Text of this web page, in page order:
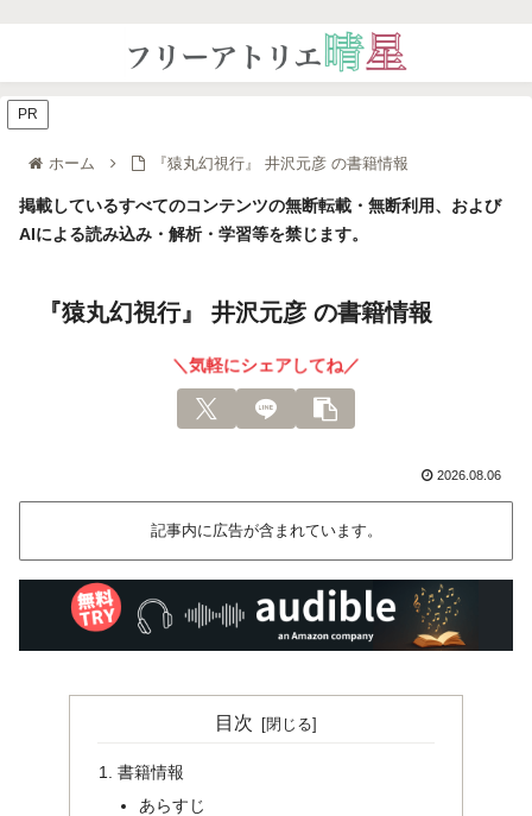
ホーム 『猿丸幻視行』 井沢元彦 の書籍情報
掲載しているすべてのコンテンツの無断転載・無断利用、および
AIによる読み込み・解析・学習等を禁じます。
『猿丸幻視行』 井沢元彦 の書籍情報
＼気軽にシェアしてね／
2026.08.06
記事内に広告が含まれています。
PR
目次
書籍情報
あらすじ